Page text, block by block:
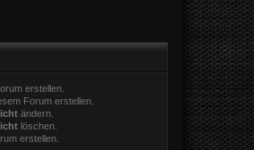
erstellen.
Forum erstellen.
ändern.
löschen.
erstellen.